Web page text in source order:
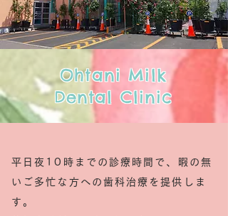
Ohtani Milk
Dental Clinic
平日夜10時までの診療時間で、暇の無
いご多忙な方への歯科治療を提供しま
す。